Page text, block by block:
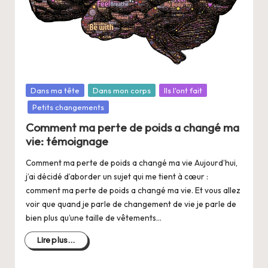
n
r
s
a
V
ie
Posté
dans
Dans ma tête Dans mon corps
Ils l'ont fait
Petits changements
Comment ma perte de poids a changé ma
vie: témoignage
Comment ma perte de poids a changé ma vie Aujourd’hui,
j’ai décidé d’aborder un sujet qui me tient à cœur :
comment ma perte de poids a changé ma vie. Et vous allez
voir que quand je parle de changement de vie je parle de
bien plus qu’une taille de vêtements…
Lire plus...